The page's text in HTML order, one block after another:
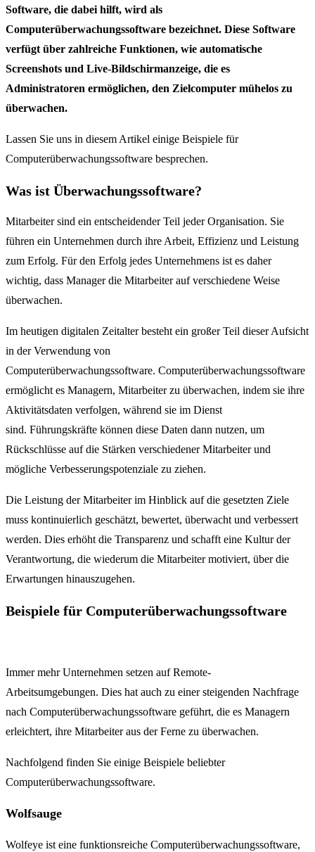
Software, die dabei hilft, wird als
Computerüberwachungssoftware bezeichnet. Diese Software
verfügt über zahlreiche Funktionen, wie automatische
Screenshots und Live-Bildschirmanzeige, die es
Administratoren ermöglichen, den Zielcomputer mühelos zu
überwachen.
Lassen Sie uns in diesem Artikel einige Beispiele für
Computerüberwachungssoftware besprechen.
Was ist Überwachungssoftware?
Mitarbeiter sind ein entscheidender Teil jeder Organisation. Sie
führen ein Unternehmen durch ihre Arbeit, Effizienz und Leistung
zum Erfolg. Für den Erfolg jedes Unternehmens ist es daher
wichtig, dass Manager die Mitarbeiter auf verschiedene Weise
überwachen.
Im heutigen digitalen Zeitalter besteht ein großer Teil dieser Aufsicht
in der Verwendung von
Computerüberwachungssoftware. Computerüberwachungssoftware
ermöglicht es Managern, Mitarbeiter zu überwachen, indem sie ihre
Aktivitätsdaten verfolgen, während sie im Dienst
sind. Führungskräfte können diese Daten dann nutzen, um
Rückschlüsse auf die Stärken verschiedener Mitarbeiter und
mögliche Verbesserungspotenziale zu ziehen.
Die Leistung der Mitarbeiter im Hinblick auf die gesetzten Ziele
muss kontinuierlich geschätzt, bewertet, überwacht und verbessert
werden. Dies erhöht die Transparenz und schafft eine Kultur der
Verantwortung, die wiederum die Mitarbeiter motiviert, über die
Erwartungen hinauszugehen.
Beispiele für Computerüberwachungssoftware
Immer mehr Unternehmen setzen auf Remote-
Arbeitsumgebungen. Dies hat auch zu einer steigenden Nachfrage
nach Computerüberwachungssoftware geführt, die es Managern
erleichtert, ihre Mitarbeiter aus der Ferne zu überwachen.
Nachfolgend finden Sie einige Beispiele beliebter
Computerüberwachungssoftware.
Wolfsauge
Wolfeye ist eine funktionsreiche Computerüberwachungssoftware,